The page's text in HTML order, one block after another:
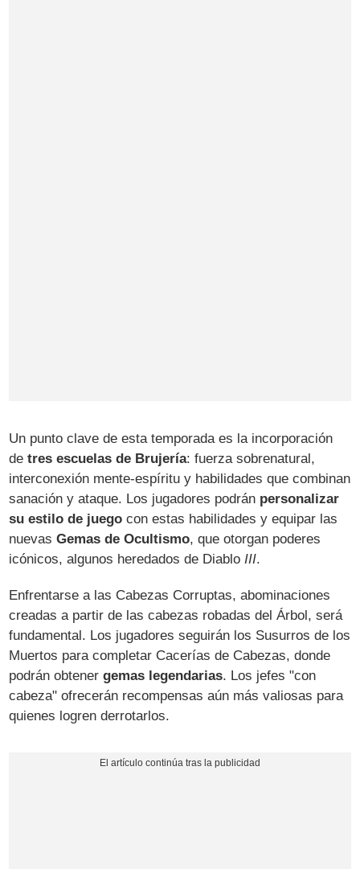
Un punto clave de esta temporada es la incorporación
detres escuelas de Brujería: fuerza sobrenatural,
interconexión mente-espíritu y habilidades que combinan
sanación y ataque. Los jugadores podrán personalizar
su estilo de juego con estas habilidades y equipar las
nuevasGemas de Ocultismo, que otorgan poderes
icónicos, algunos heredados de DiabloIII.
Enfrentarse a las Cabezas Corruptas, abominaciones
creadas a partir de las cabezas robadas del Árbol, será
fundamental. Los jugadores seguirán los Susurros de los
Muertos para completar Cacerías de Cabezas, donde
podrán obtenergemas legendarias. Los jefes "con
cabeza" ofrecerán recompensas aún más valiosas para
quienes logren derrotarlos.